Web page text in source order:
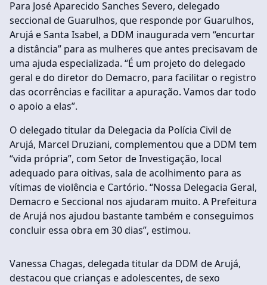
Para José Aparecido Sanches Severo, delegado
seccional de Guarulhos, que responde por Guarulhos,
Arujá e Santa Isabel, a DDM inaugurada vem “encurtar
a distância” para as mulheres que antes precisavam de
uma ajuda especializada. “É um projeto do delegado
geral e do diretor do Demacro, para facilitar o registro
das ocorrências e facilitar a apuração. Vamos dar todo
o apoio a elas”.
O delegado titular da Delegacia da Polícia Civil de
Arujá, Marcel Druziani, complementou que a DDM tem
“vida própria”, com Setor de Investigação, local
adequado para oitivas, sala de acolhimento para as
vítimas de violência e Cartório. “Nossa Delegacia Geral,
Demacro e Seccional nos ajudaram muito. A Prefeitura
de Arujá nos ajudou bastante também e conseguimos
concluir essa obra em 30 dias”, estimou.
Vanessa Chagas, delegada titular da DDM de Arujá,
destacou que crianças e adolescentes, de sexo